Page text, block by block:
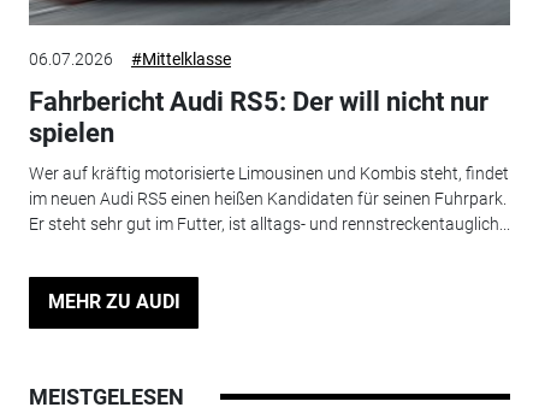
06.07.2026 #Mittelklasse
Fahrbericht Audi RS5: Der will nicht nur
spielen
Wer auf kräftig motorisierte Limousinen und Kombis steht, findet
im neuen Audi RS5 einen heißen Kandidaten für seinen Fuhrpark.
Er steht sehr gut im Futter, ist alltags- und rennstreckentauglich...
MEHR ZU AUDI
MEISTGELESEN